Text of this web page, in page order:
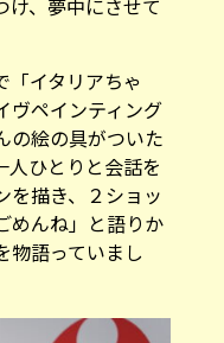
イタリアちゃ
絵の具がついた
人ひとりと会話を
を描き、２ショッ
めんね」と語りか
物語っていまし